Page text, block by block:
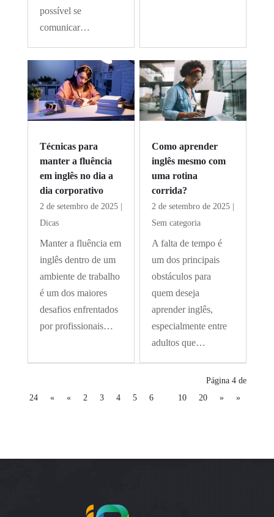
possível se
comunicar…
Técnicas para
manter a fluência
em inglês no dia a
dia corporativo
2 de setembro de 2025|
Dicas
Manter a fluência em
inglês dentro de um
ambiente de trabalho
é um dos maiores
desafios enfrentados
por profissionais…
Como aprender
inglês mesmo com
uma rotina
corrida?
2 de setembro de 2025|
Sem categoria
A falta de tempo é
um dos principais
obstáculos para
quem deseja
aprender inglês,
especialmente entre
adultos que…
Página 4 de
24
« « 2 3 4 5 6 10 20 » »